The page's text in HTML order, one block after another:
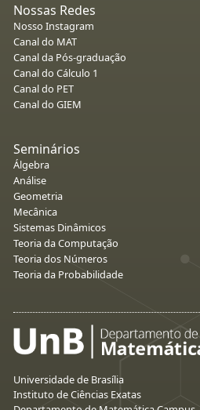
Nossas Redes
Nosso Instagram
Canal do MAT
Canal da Pós-graduação
Canal do Cálculo 1
Canal do PET
Canal do GIEM
Seminários
Álgebra
Análise
Geometria
Mecânica
Sistemas Dinâmicos
Teoria da Computação
Teoria dos Números
Teoria da Probabilidade
Universidade de Brasília
Instituto de Ciências Exatas